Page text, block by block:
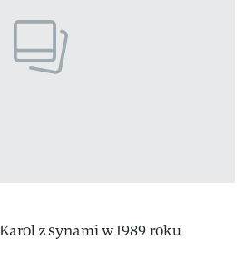
z synami w 1989 roku